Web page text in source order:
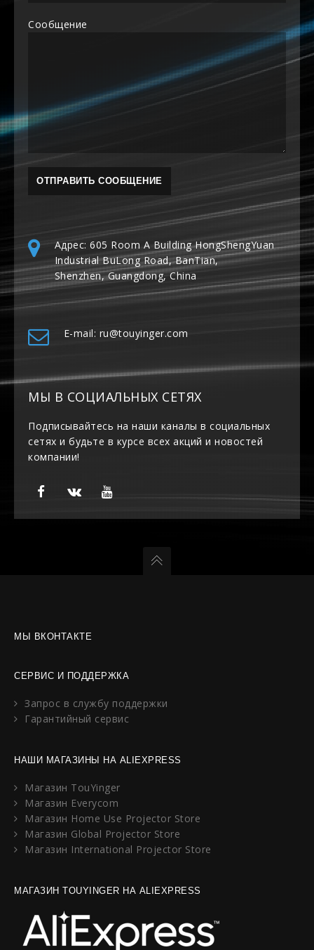
Сообщение
Адрес: 605 Room A Building HongShengYuan
Industrial BuLong Road, BanTian,
Shenzhen, Guangdong, China
E-mail: ru@touyinger.com
МЫ В СОЦИАЛЬНЫХ СЕТЯХ
Подписывайтесь на наши каналы в социальных
сетях и будьте в курсе всех акций и новостей
компании!
МЫ ВКОНТАКТЕ
СЕРВИС И ПОДДЕРЖКА
Запрос в службу поддержки
Гарантийный сервис
НАШИ МАГАЗИНЫ НА ALIEXPRESS
Магазин TouYinger
Магазин Everycom
Магазин Home Use Projector Store
Магазин Global Projector Store
Магазин International Projector Store
МАГАЗИН TOUYINGER НА ALIEXPRESS